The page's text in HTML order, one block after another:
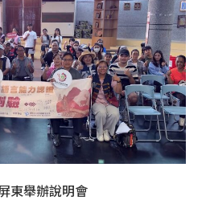
東舉辦說明會